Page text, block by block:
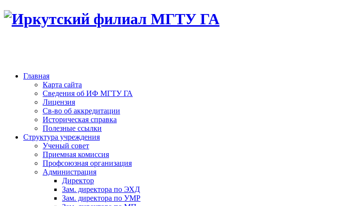
Главная
Карта сайта
Сведения об ИФ МГТУ ГА
Лицензия
Св-во об аккредитации
Историческая справка
Полезные ссылки
Структура учреждения
Ученый совет
Приемная комиссия
Профсоюзная организация
Администрация
Директор
Зам. директора по ЭХД
Зам. директора по УМР